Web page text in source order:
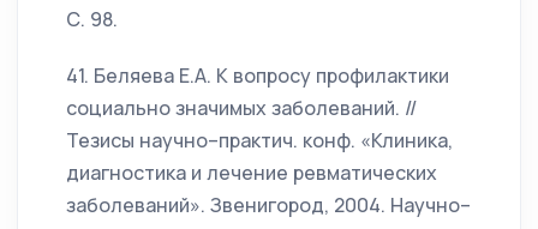
С. 98.
41. Беляева Е.А. К вопросу профилактики
социально значимых заболеваний. //
Тезисы научно–практич. конф. «Клиника,
диагностика и лечение ревматических
заболеваний». Звенигород, 2004. Научно–